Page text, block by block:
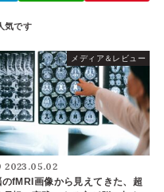
メディア＆レビュー
2023.05.02
のfMRI画像から見えてきた、超